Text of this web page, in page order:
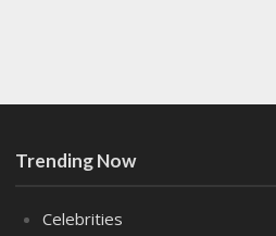
Trending Now
Celebrities